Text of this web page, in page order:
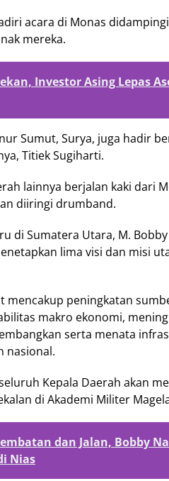
acara di Monas
mereka.
Investor Asing Lepas
Sumut, Surya, juga hadir
Titiek Sugiharti.
lainnya berjalan kaki dari
diiringi drumband.
di Sumatera Utara, M.
lima visi dan misi
mencakup peningkatan
makro ekonomi,
serta menata
nasional.
Kepala Daerah akan
di Akademi Militer
dan Jalan, Bobby
Nias